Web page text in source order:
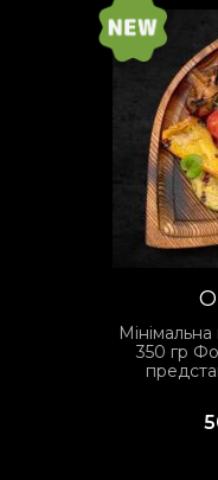
350 гр Фото продукції на сайті